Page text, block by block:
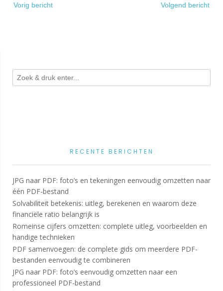
navigatie
Vorig bericht Volgend bericht
RECENTE BERICHTEN
JPG naar PDF: foto’s en tekeningen eenvoudig omzetten naar
één PDF-bestand
Solvabiliteit betekenis: uitleg, berekenen en waarom deze
financiële ratio belangrijk is
Romeinse cijfers omzetten: complete uitleg, voorbeelden en
handige technieken
PDF samenvoegen: de complete gids om meerdere PDF-
bestanden eenvoudig te combineren
JPG naar PDF: foto’s eenvoudig omzetten naar een
professioneel PDF-bestand